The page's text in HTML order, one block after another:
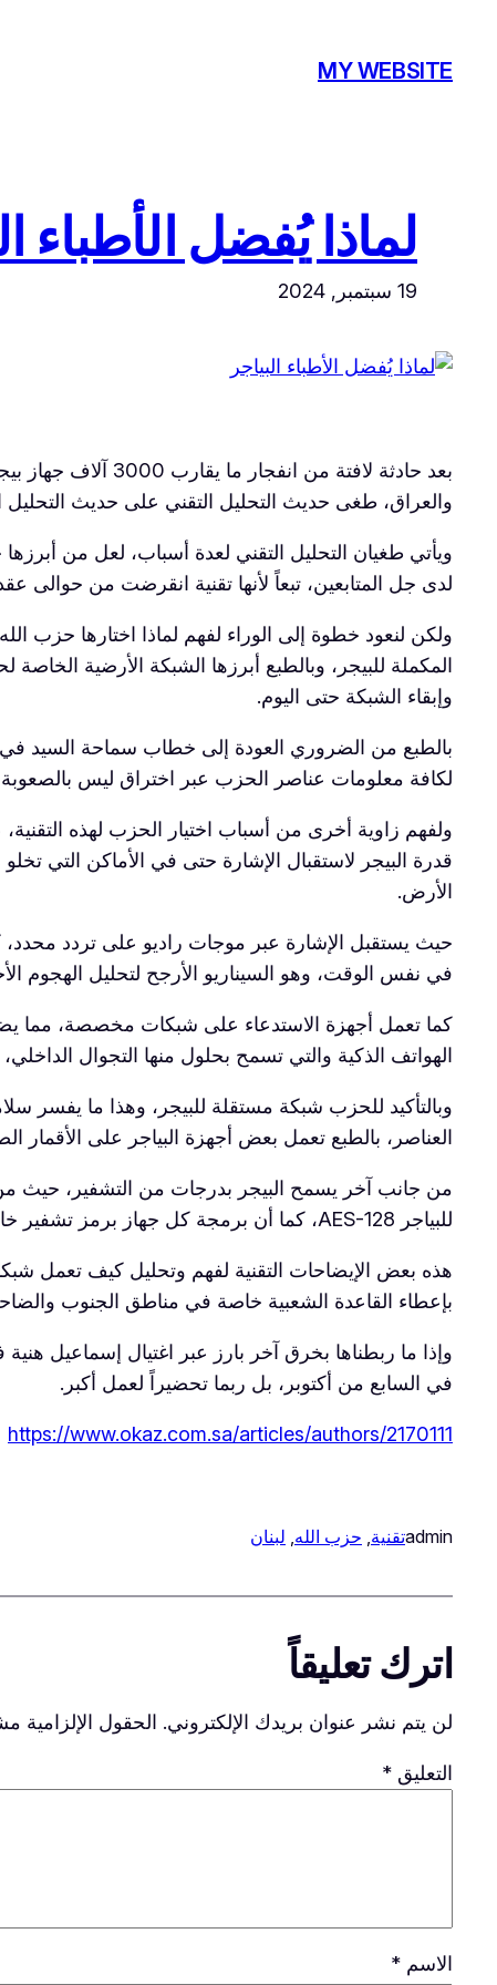
المحتوى
MY WEBSITE
لماذا يُفضل الأطباء
19 سبتمبر, 2024
بعد حادثة
والعراق، طغى حديث التحليل التقني على حديث التحليل
ويأتي طغيان التحليل التقني لعدة أسباب، لعل من
لدى جل المتابعين، تبعاً لأنها تقنية انقرضت من حوالى
ولكن لنعود خطوة إلى الوراء لفهم لماذا اختارها حزب
المكملة للبيجر، وبالطبع أبرزها الشبكة الأرضية
وإبقاء الشبكة حتى اليوم.
بالطبع من الضروري العودة إلى خطاب سماحة السيد
لكافة معلومات عناصر الحزب عبر اختراق ليس بالصعوبة
ولفهم زاوية أخرى من أسباب اختيار الحزب لهذه
قدرة البيجر لاستقبال الإشارة حتى في الأماكن التي
الأرض.
حيث يستقبل الإشارة عبر موجات راديو على تردد محدد،
في نفس الوقت، وهو السيناريو الأرجح لتحليل الهجوم
كما تعمل أجهزة الاستدعاء على شبكات مخصصة، مما
الهواتف الذكية والتي تسمح بحلول منها التجوال
وبالتأكيد للحزب شبكة مستقلة للبيجر، وهذا ما يفسر
العناصر، بالطبع تعمل بعض أجهزة البياجر على الأقمار
للبياجر AES-128، كما أن برمجة كل جهاز برمز تشفير خاص، يمنح مستوى ثانية من الحماية.
هذه بعض الإيضاحات التقنية لفهم وتحليل كيف تعمل
بإعطاء القاعدة الشعبية خاصة في مناطق الجنوب
وإذا ما ربطناها بخرق آخر بارز عبر اغتيال إسماعيل
في السابع من أكتوبر، بل ربما تحضيراً لعمل أكبر.
https://www.okaz.com.sa/articles/authors/2170111
adminتقنية حزب الله لبنان
اترك تعليقاً
لن يتم نشر عنوان بريدك الإلكتروني. الحقول الإلزامية
التعليق *
الاسم *